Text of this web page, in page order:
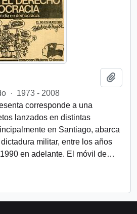
· 1973 - 2008
corresponde a una
lanzados en distintas
en Santiago, abarca
militar, entre los años
en adelante. El móvil de…